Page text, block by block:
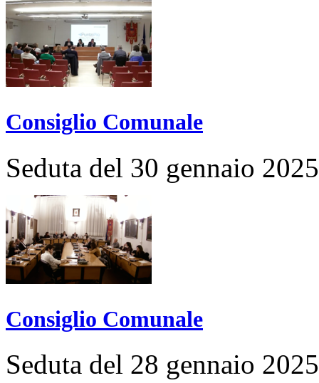
Consiglio Comunale
Seduta del 30 gennaio 2025
Consiglio Comunale
Seduta del 28 gennaio 2025